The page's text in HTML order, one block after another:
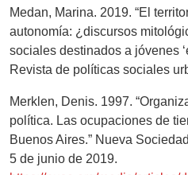
Medan, Marina. 2019. “El
autonomía: ¿discursos
sociales destinados a jóvenes
Revista de políticas sociales
Merklen, Denis. 1997.
política. Las ocupaciones de
Buenos Aires.” Nueva
5 de junio de 2019.